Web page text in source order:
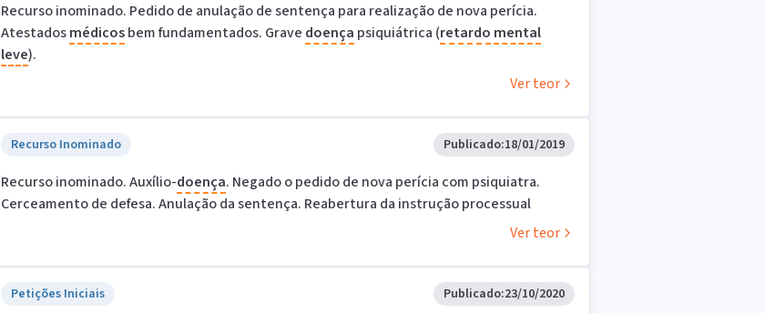
Recurso inominado. Pedido de anulação de sentença para realização de nova perícia.
Atestadosmédicosbem fundamentados. Grave doença psiquiátrica (retardo mental
leve).
Ver teor
Recurso Inominado Publicado:18/01/2019
Recurso inominado. Auxílio-doença. Negado o pedido de nova perícia com psiquiatra.
Cerceamento de defesa. Anulação da sentença. Reabertura da instrução processual
Ver teor
Petições Iniciais Publicado:23/10/2020